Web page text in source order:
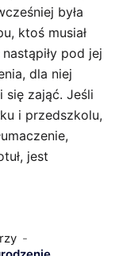
była
ktoś musiał
pod jej
dla niej
się zająć. Jeśli
i przedszkolu,
jest